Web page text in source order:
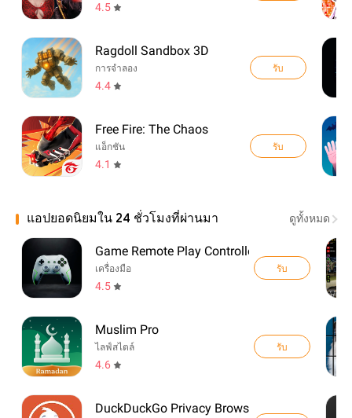
4.5
Ragdoll Sandbox 3D
การจำลอง
4.4
รับ
Free Fire: The Chaos
แอ็กชัน
4.1
รับ
แอปยอดนิยมใน 24 ชั่วโมงที่ผ่านมา ดูทั้งหมด
Game Remote Play Controller
เครื่องมือ
4.5
รับ
Muslim Pro
ไลฟ์สไตล์
4.6
รับ
DuckDuckGo Privacy Browser